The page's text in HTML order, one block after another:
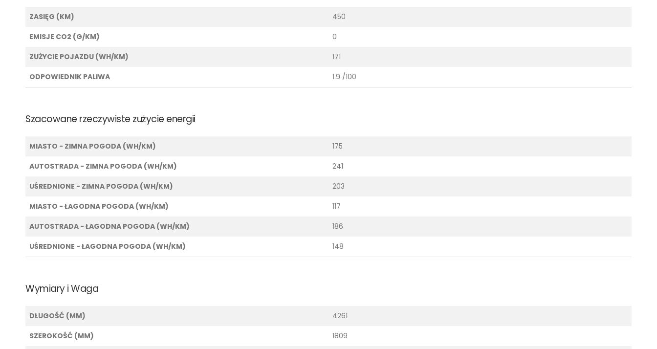
ZASIĘG (KM) 450
EMISJE CO2 (G/KM) 0
ZUŻYCIE POJAZDU (WH/KM) 171
ODPOWIEDNIK PALIWA 1.9 /100
Szacowane rzeczywiste zużycie energii
MIASTO - ZIMNA POGODA (WH/KM) 175
AUTOSTRADA - ZIMNA POGODA (WH/KM) 241
UŚREDNIONE - ZIMNA POGODA (WH/KM) 203
MIASTO - ŁAGODNA POGODA (WH/KM) 117
AUTOSTRADA - ŁAGODNA POGODA (WH/KM) 186
UŚREDNIONE - ŁAGODNA POGODA (WH/KM) 148
Wymiary i Waga
DŁUGOŚĆ (MM) 4261
SZEROKOŚĆ (MM) 1809